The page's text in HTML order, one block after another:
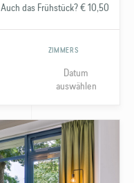
Auch das Frühstück? € 10,50
ZIMMERS
Datum
auswählen